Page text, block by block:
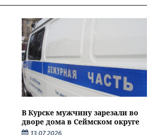
В Курске мужчину зарезали во
дворе дома в Сеймском округе
13.07.2026